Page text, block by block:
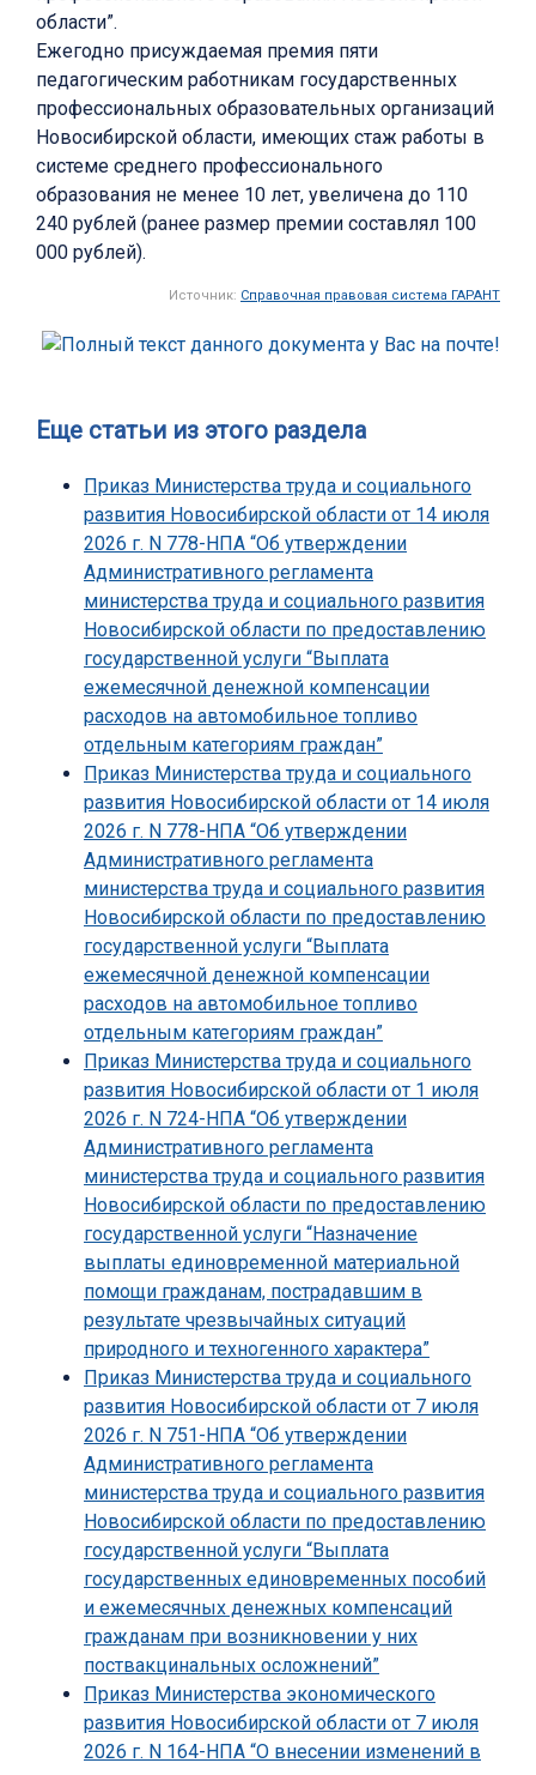
области”.
Ежегодно присуждаемая премия пяти
педагогическим работникам государственных
профессиональных образовательных организаций
Новосибирской области, имеющих стаж работы в
системе среднего профессионального
образования не менее 10 лет, увеличена до 110
240 рублей (ранее размер премии составлял 100
000 рублей).
Источник: Справочная правовая система ГАРАНТ
Еще статьи из этого раздела
Приказ Министерства труда и социального
развития Новосибирской области от 14 июля
2026 г. N 778-НПА “Об утверждении
Административного регламента
министерства труда и социального развития
Новосибирской области по предоставлению
государственной услуги “Выплата
ежемесячной денежной компенсации
расходов на автомобильное топливо
отдельным категориям граждан”
Приказ Министерства труда и социального
развития Новосибирской области от 14 июля
2026 г. N 778-НПА “Об утверждении
Административного регламента
министерства труда и социального развития
Новосибирской области по предоставлению
государственной услуги “Выплата
ежемесячной денежной компенсации
расходов на автомобильное топливо
отдельным категориям граждан”
Приказ Министерства труда и социального
развития Новосибирской области от 1 июля
2026 г. N 724-НПА “Об утверждении
Административного регламента
министерства труда и социального развития
Новосибирской области по предоставлению
государственной услуги “Назначение
выплаты единовременной материальной
помощи гражданам, пострадавшим в
результате чрезвычайных ситуаций
природного и техногенного характера”
Приказ Министерства труда и социального
развития Новосибирской области от 7 июля
2026 г. N 751-НПА “Об утверждении
Административного регламента
министерства труда и социального развития
Новосибирской области по предоставлению
государственной услуги “Выплата
государственных единовременных пособий
и ежемесячных денежных компенсаций
гражданам при возникновении у них
поствакцинальных осложнений”
Приказ Министерства экономического
развития Новосибирской области от 7 июля
2026 г. N 164-НПА “О внесении изменений в